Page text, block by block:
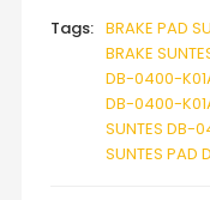
Tags: BRAKE PAD
BRAKE
DB-0400-
DB-0400-
SUNTES DB-
SUNTES